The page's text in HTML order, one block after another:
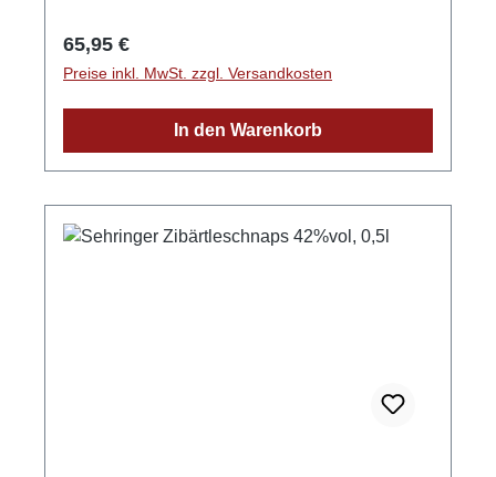
Regulärer Preis:
65,95 €
Preise inkl. MwSt. zzgl. Versandkosten
In den Warenkorb